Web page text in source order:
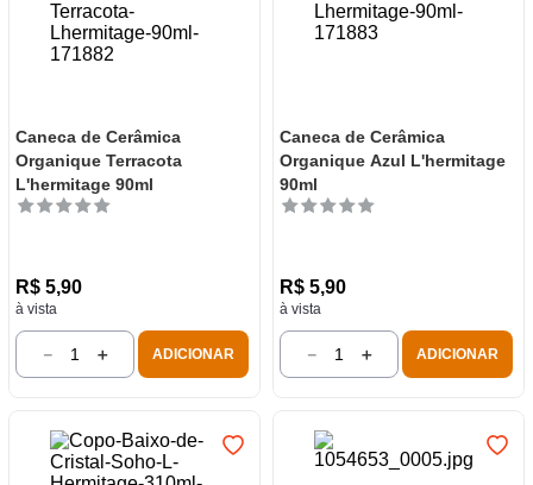
Caneca de Cerâmica
Organique Terracota
L'hermitage 90ml
R$ 5,90
à vista
＋
－ ADICIONAR
Caneca de Cerâmica
Organique Azul L'hermitage
90ml
R$ 5,90
à vista
＋
－ ADICIONAR